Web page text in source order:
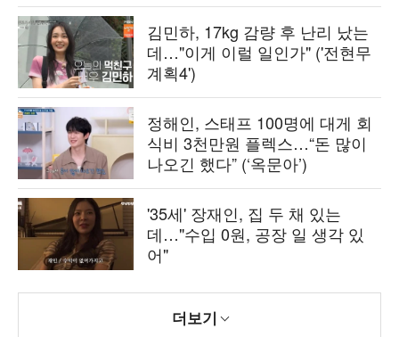
김민하, 17kg 감량 후 난리 났는
데…"이게 이럴 일인가" ('전현무
계획4')
정해인, 스태프 100명에 대게 회
식비 3천만원 플렉스…“돈 많이
나오긴 했다” (‘옥문아’)
'35세' 장재인, 집 두 채 있는
데…"수입 0원, 공장 일 생각 있
어"
더보기